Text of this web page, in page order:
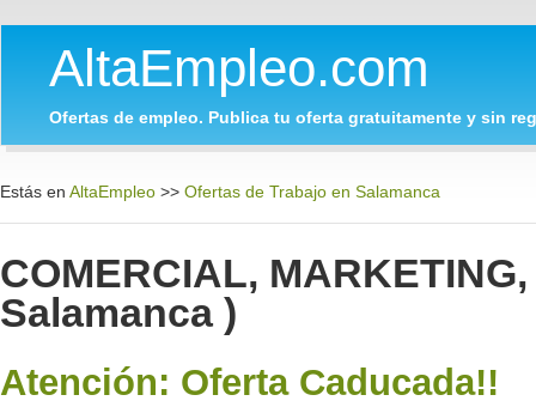
AltaEmpleo.com
Ofertas de empleo. Publica tu oferta gratuitamente y sin
Estás en AltaEmpleo >> Ofertas de Trabajo en Salamanca
COMERCIAL,
Salamanca )
Atención: Oferta Caducada!!